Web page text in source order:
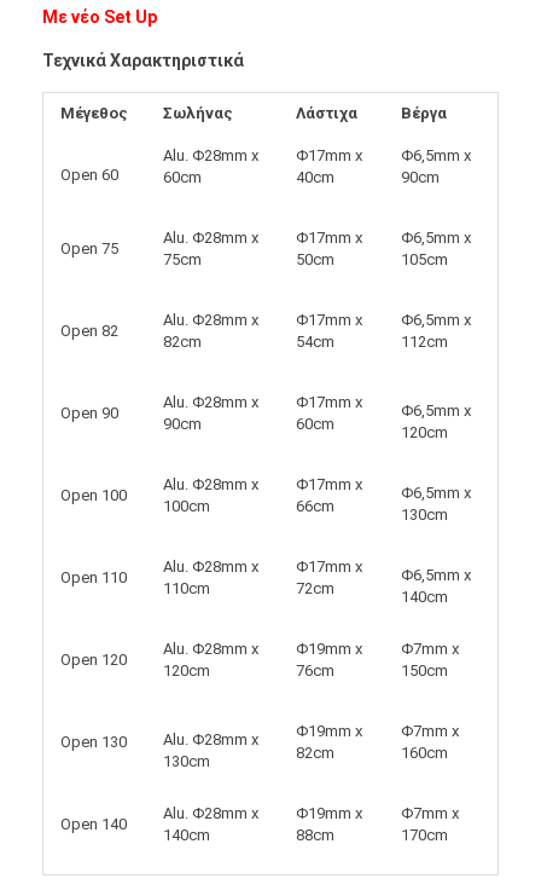
Με νέο Set Up
Τεχνικά Χαρακτηριστικά
Μέγεθος Σωλήνας Λάστιχα Βέργα
Open 60
Alu. Φ28mm x
60cm
Φ17mm x
40cm
Φ6,5mm x
90cm
Open 75
Alu. Φ28mm x
75cm
Φ17mm x
50cm
Φ6,5mm x
105cm
Open 82
Alu. Φ28mm x
82cm
Φ17mm x
54cm
Φ6,5mm x
112cm
Open 90
Alu. Φ28mm x
90cm
Φ17mm x
60cm
Φ6,5mm x
120cm
Open 100
Alu. Φ28mm x
100cm
Φ17mm x
66cm
Φ6,5mm x
130cm
Open 110
Alu. Φ28mm x
110cm
Φ17mm x
72cm
Φ6,5mm x
140cm
Open 120
Alu. Φ28mm x
120cm
Φ19mm x
76cm
Φ7mm x
150cm
Open 130
Alu. Φ28mm x
130cm
Φ19mm x
82cm
Φ7mm x
160cm
Open 140
Alu. Φ28mm x
140cm
Φ19mm x
88cm
Φ7mm x
170cm